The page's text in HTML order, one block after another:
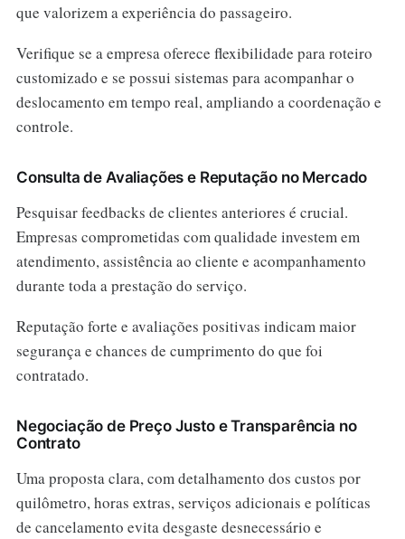
que valorizem a experiência do passageiro.
Verifique se a empresa oferece flexibilidade para roteiro
customizado e se possui sistemas para acompanhar o
deslocamento em tempo real, ampliando a coordenação e
controle.
Consulta de Avaliações e Reputação no Mercado
Pesquisar feedbacks de clientes anteriores é crucial.
Empresas comprometidas com qualidade investem em
atendimento, assistência ao cliente e acompanhamento
durante toda a prestação do serviço.
Reputação forte e avaliações positivas indicam maior
segurança e chances de cumprimento do que foi
contratado.
Negociação de Preço Justo e Transparência no
Contrato
Uma proposta clara, com detalhamento dos custos por
quilômetro, horas extras, serviços adicionais e políticas
de cancelamento evita desgaste desnecessário e